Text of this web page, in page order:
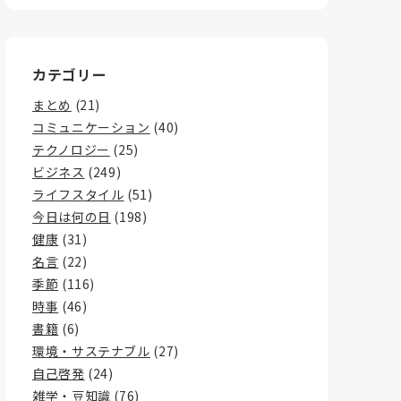
カテゴリー
まとめ (21)
コミュニケーション (40)
テクノロジー (25)
ビジネス (249)
ライフスタイル (51)
今日は何の日 (198)
健康 (31)
名言 (22)
季節 (116)
時事 (46)
書籍 (6)
環境・サステナブル (27)
自己啓発 (24)
雑学・豆知識 (76)